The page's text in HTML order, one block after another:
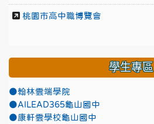
桃園市高中職博覽會
學生專區
●翰林雲端學院
●AILEAD365龜山國中
●康軒雲學校龜山國中